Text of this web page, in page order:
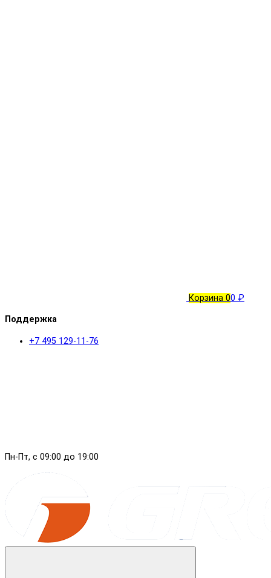
Корзина 00 ₽
Поддержка
+7 495 129-11-76
Пн-Пт, с 09:00 до 19:00